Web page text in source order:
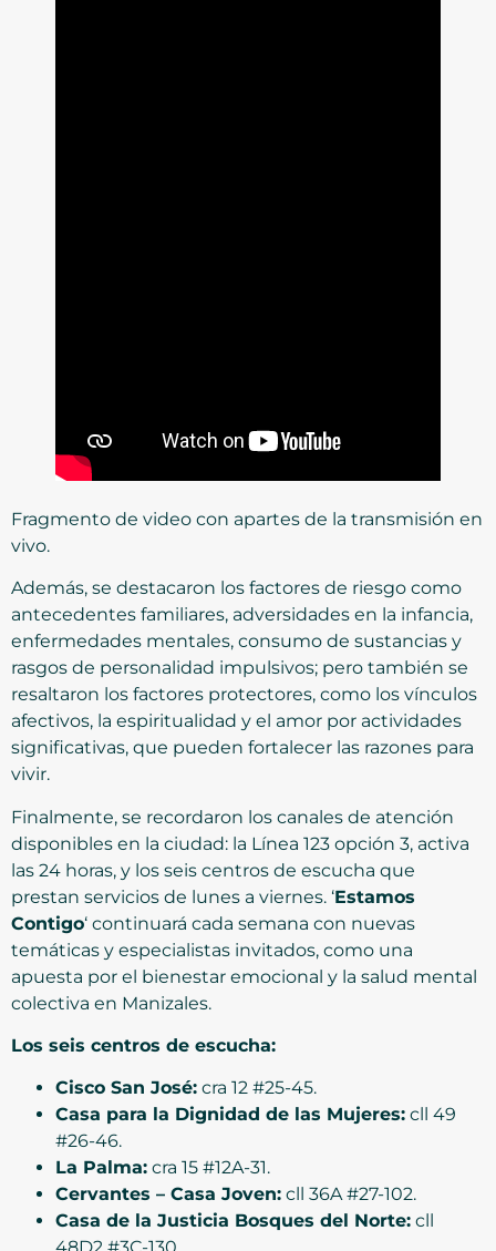
Fragmento de video con apartes de la transmisión en
vivo.
Además, se destacaron los factores de riesgo como
antecedentes familiares, adversidades en la infancia,
enfermedades mentales, consumo de sustancias y
rasgos de personalidad impulsivos; pero también se
resaltaron los factores protectores, como los vínculos
afectivos, la espiritualidad y el amor por actividades
significativas, que pueden fortalecer las razones para
vivir.
Finalmente, se recordaron los canales de atención
disponibles en la ciudad: la Línea 123 opción 3, activa
las 24 horas, y los seis centros de escucha que
prestan servicios de lunes a viernes. ‘Estamos
Contigo‘ continuará cada semana con nuevas
temáticas y especialistas invitados, como una
apuesta por el bienestar emocional y la salud mental
colectiva en Manizales.
Los seis centros de escucha:
Cisco San José: cra 12 #25-45.
Casa para la Dignidad de las Mujeres: cll 49
#26-46.
La Palma: cra 15 #12A-31.
Cervantes – Casa Joven: cll 36A #27-102.
Casa de la Justicia Bosques del Norte: cll